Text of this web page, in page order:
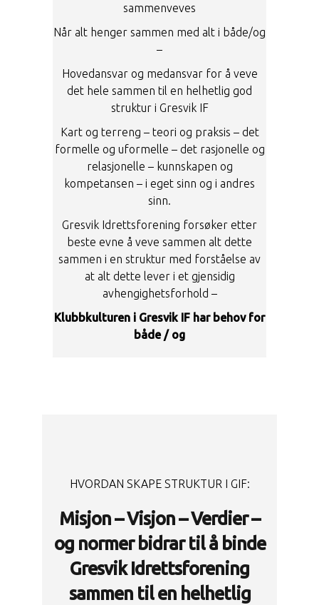
sammenveves
Når alt henger sammen med alt i både/og
–
Hovedansvar og medansvar for å veve
det hele sammen til en helhetlig god
struktur i Gresvik IF
Kart og terreng – teori og praksis – det
formelle og uformelle – det rasjonelle og
relasjonelle – kunnskapen og
kompetansen – i eget sinn og i andres
sinn.
Gresvik Idrettsforening forsøker etter
beste evne å veve sammen alt dette
sammen i en struktur med forståelse av
at alt dette lever i et gjensidig
avhengighetsforhold –
Klubbkulturen i Gresvik IF har behov for
både / og
HVORDAN SKAPE STRUKTUR I GIF:
Misjon – Visjon – Verdier –
og normer bidrar til å binde
Gresvik Idrettsforening
sammen til en helhetlig